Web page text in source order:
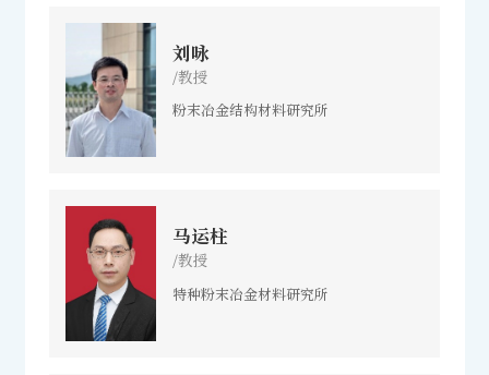
刘咏
/教授
粉末冶金结构材料研究所
马运柱
/教授
特种粉末冶金材料研究所